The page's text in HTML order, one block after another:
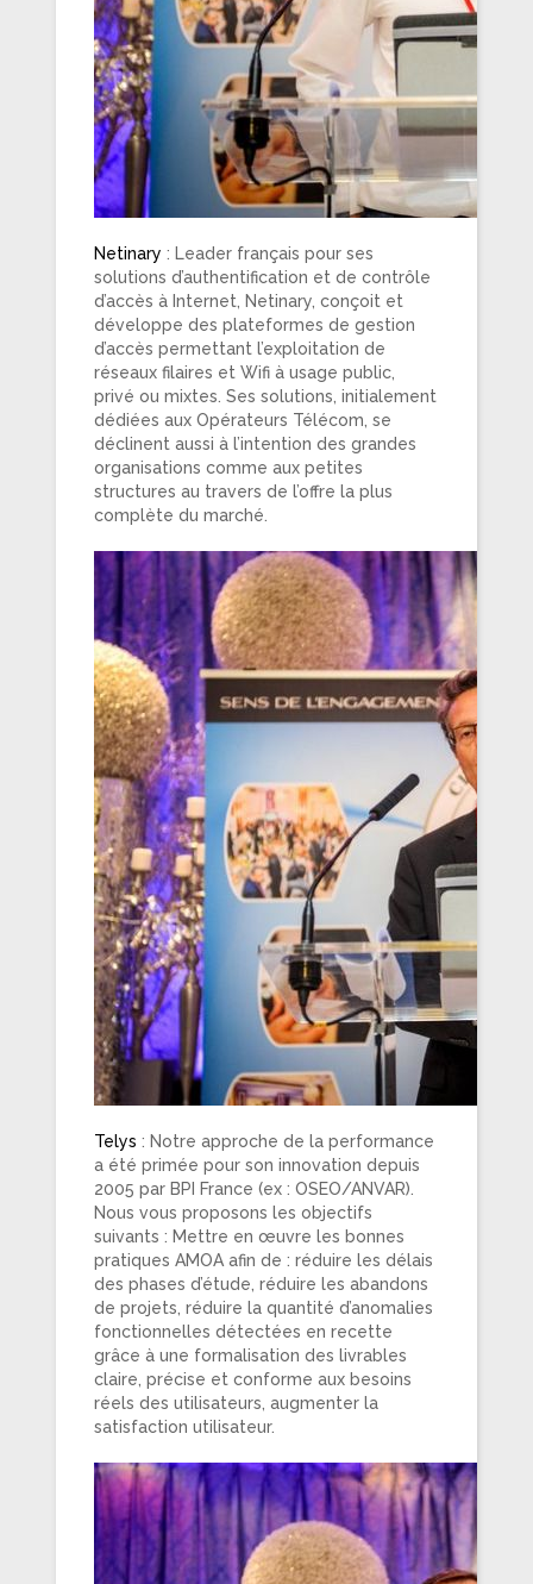
Netinary : Leader français pour ses
solutions d’authentification et de contrôle
d’accès à Internet, Netinary, conçoit et
développe des plateformes de gestion
d’accès permettant l’exploitation de
réseaux filaires et Wifi à usage public,
privé ou mixtes. Ses solutions, initialement
dédiées aux Opérateurs Télécom, se
déclinent aussi à l’intention des grandes
organisations comme aux petites
structures au travers de l’offre la plus
complète du marché.
Telys : Notre approche de la performance
a été primée pour son innovation depuis
2005 par BPI France (ex : OSEO/ANVAR).
Nous vous proposons les objectifs
suivants : Mettre en œuvre les bonnes
pratiques AMOA afin de : réduire les délais
des phases d’étude, réduire les abandons
de projets, réduire la quantité d’anomalies
fonctionnelles détectées en recette
grâce à une formalisation des livrables
claire, précise et conforme aux besoins
réels des utilisateurs, augmenter la
satisfaction utilisateur.